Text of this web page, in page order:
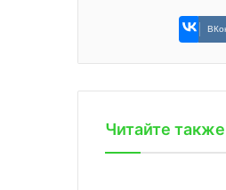
Читайте также